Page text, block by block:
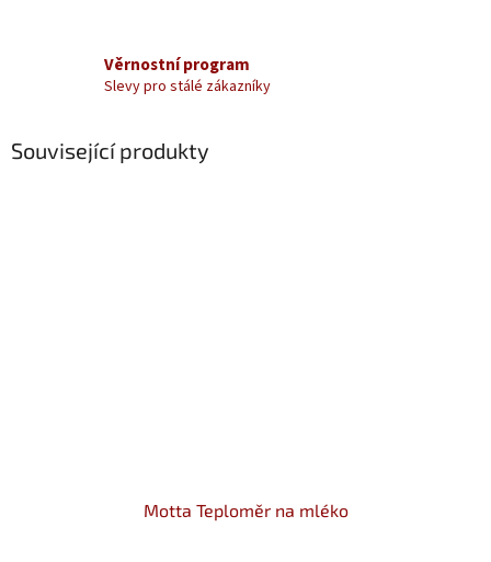
Věrnostní program
Slevy pro stálé zákazníky
Související produkty
Motta Teploměr na mléko